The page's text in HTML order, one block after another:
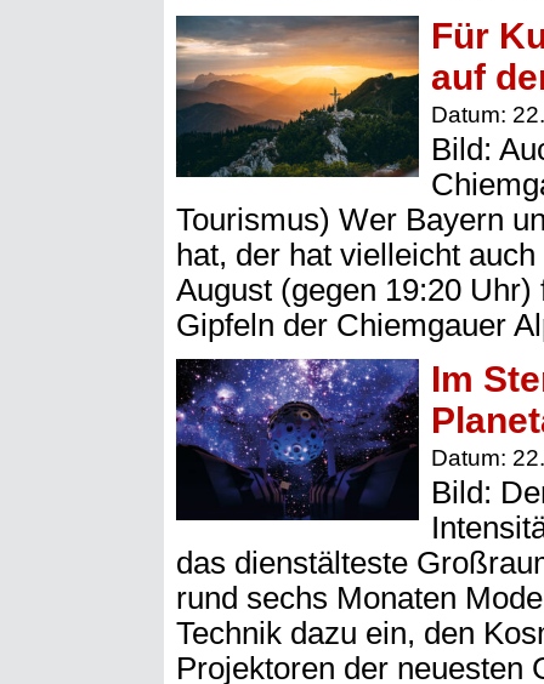
Für
auf
Datum:
Bild:
Tourismus) Wer Bayern
hat, der hat vielleicht
August (gegen 19:20
Gipfeln der Chiemgauer
Im
Datum:
Bild:
das dienstälteste
rund sechs Monaten
Technik dazu ein, den
Projektoren der neuesten